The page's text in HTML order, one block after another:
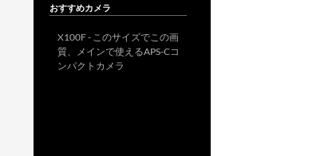
おすすめカメラ
X100F - このサイズでこの画
質、メインで使えるAPS-Cコ
ンパクトカメラ